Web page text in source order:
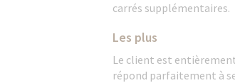
carrés supplémentaires.
Les plus
Le client est
répond parfaitement à